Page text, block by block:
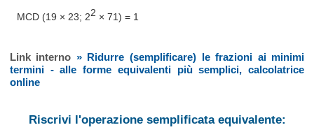
MCD (19 × 23; 22 × 71) = 1
Link interno » Ridurre (semplificare) le frazioni ai minimi
termini - alle forme equivalenti più semplici, calcolatrice
online
Riscrivi l'operazione semplificata equivalente: